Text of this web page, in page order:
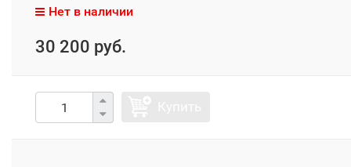
Нет в наличии
30 200 руб.